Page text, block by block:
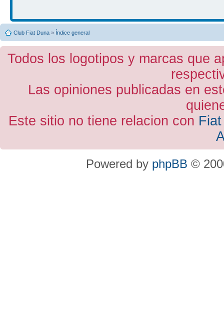
Club Fiat Duna » Índice general
Todos los logotipos y marcas que
Las opiniones publicadas en
Este sitio no tiene relacion con
Powered by phpBB ©